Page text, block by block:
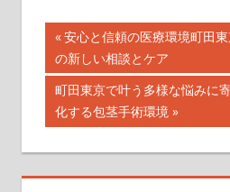
投
稿
ナ
ビ
ゲ
前
の
記
事:
安心と信頼の医療環境町田
の新しい相談とケア
次
の
記
事:
町田東京で叶う多様な悩みに
化する包茎手術環境